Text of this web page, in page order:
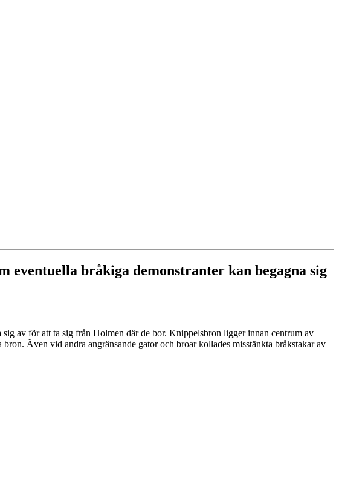
eventuella bråkiga demonstranter kan begagna sig
av för att ta sig från Holmen där de bor. Knippelsbron ligger innan centrum av
Även vid andra angränsande gator och broar kollades misstänkta bråkstakar av